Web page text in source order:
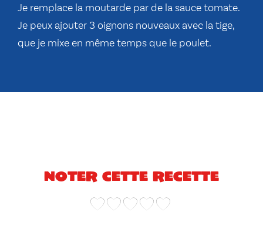
Je remplace la moutarde par de la sauce tomate.
Je peux ajouter 3 oignons nouveaux avec la tige,
que je mixe en même temps que le poulet.
Noter cette recette